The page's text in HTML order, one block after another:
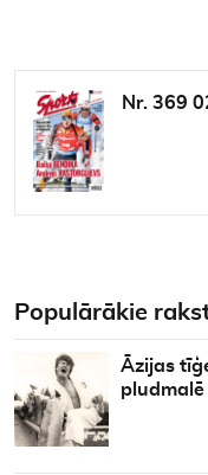
Nr. 369
Populārākie
Āzijas
pludmalē